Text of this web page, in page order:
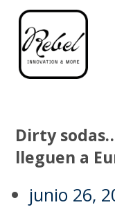
Dirty
lleguen a
junio 26,